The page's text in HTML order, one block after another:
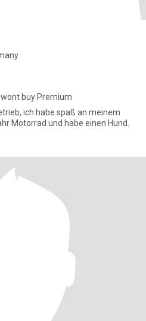
buy Premium
ich habe spaß an meinem
Motorrad und habe einen Hund.